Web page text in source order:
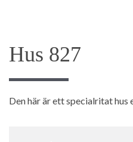
Hus 827
Den här är ett specialritat hus